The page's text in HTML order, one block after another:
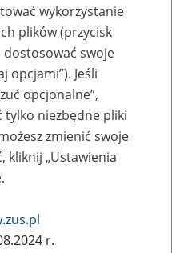
zakładanie profili
firmy
wykorzystanie
plików (przycisk
dostosować swoje
opcjami”). Jeśli
opcjonalne”,
tylko niezbędne pliki
zmienić swoje
kliknij „Ustawienia
r.